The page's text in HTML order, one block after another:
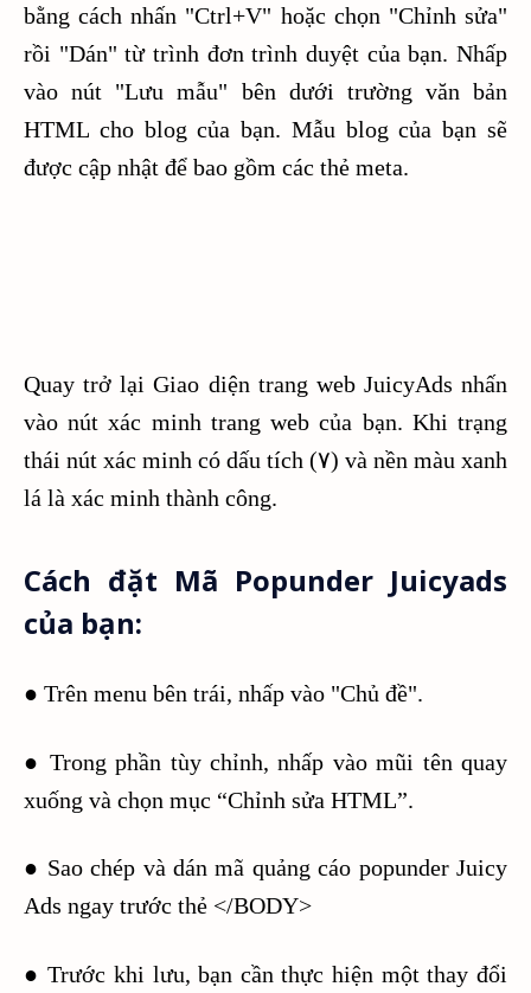
bằng cách nhấn "Ctrl+V" hoặc chọn "Chỉnh sửa"
rồi "Dán" từ trình đơn trình duyệt của bạn. Nhấp
vào nút "Lưu mẫu" bên dưới trường văn bản
HTML cho blog của bạn. Mẫu blog của bạn sẽ
được cập nhật để bao gồm các thẻ meta.
Quay trở lại Giao diện trang web JuicyAds nhấn
vào nút xác minh trang web của bạn. Khi trạng
thái nút xác minh có dấu tích (٧) và nền màu xanh
lá là xác minh thành công.
Cách đặt Mã Popunder Juicyads
của bạn:
● Trên menu bên trái, nhấp vào "Chủ đề".
● Trong phần tùy chỉnh, nhấp vào mũi tên quay
xuống và chọn mục “Chỉnh sửa HTML”.
● Sao chép và dán mã quảng cáo popunder Juicy
Ads ngay trước thẻ </BODY>
● Trước khi lưu, bạn cần thực hiện một thay đổi